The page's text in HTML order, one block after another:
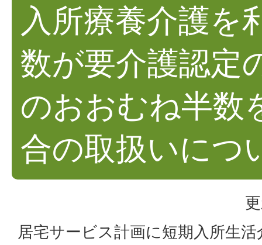
入所療養介護を
数が要介護認定
のおおむね半数
合の取扱いにつ
居宅サービス計画に短期入所生